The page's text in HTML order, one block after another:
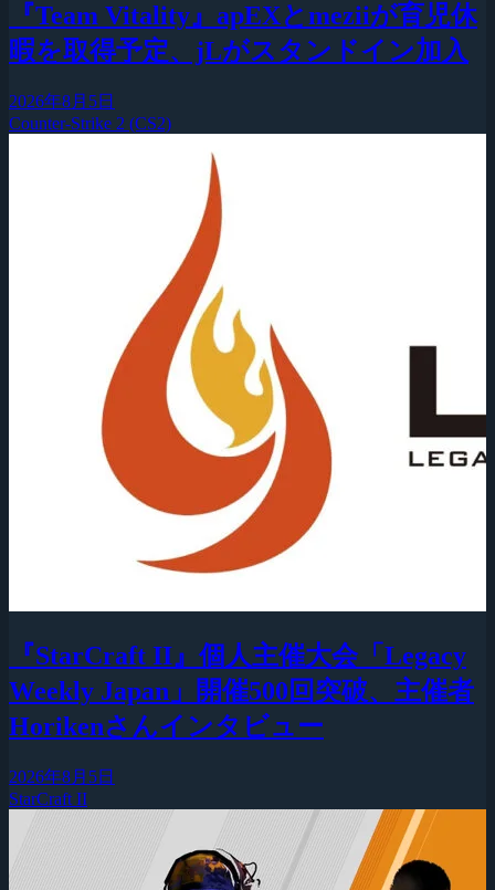
『Team Vitality』apEXとmeziiが育児休
暇を取得予定、jLがスタンドイン加入
2026年8月5日
Counter-Strike 2 (CS2)
『StarCraft II』個人主催大会「Legacy
Weekly Japan」開催500回突破、主催者
Horikenさんインタビュー
2026年8月5日
StarCraft II